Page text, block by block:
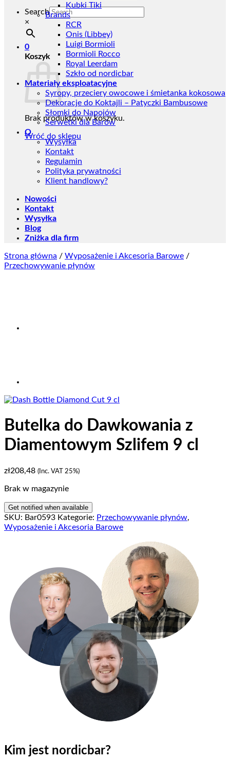
Search
×
0
Koszyk
Brak produktów w koszyku.
Wróć do sklepu
Kubki Tiki
Brands
RCR
Onis (Libbey)
Luigi Bormioli
Bormioli Rocco
Royal Leerdam
Szkło od nordicbar
Materiały eksploatacyjne
Syropy, przeciery owocowe i śmietanka kokosowa
Dekoracje do Koktajli – Patyczki Bambusowe
Słomki do Napojów
Serwetki dla Barów
O
Wysyłka
Kontakt
Regulamin
Polityka prywatności
Klient handlowy?
Nowości
Kontakt
Wysyłka
Blog
Zniżka dla firm
Strona główna / Wyposażenie i Akcesoria Barowe /
Przechowywanie płynów
Butelka do Dawkowania z
Diamentowym Szlifem 9 cl
zł208,48 (Inc. VAT 25%)
Brak w magazynie
SKU: Bar0593 Kategorie: Przechowywanie płynów,
Wyposażenie i Akcesoria Barowe
Kim jest nordicbar?